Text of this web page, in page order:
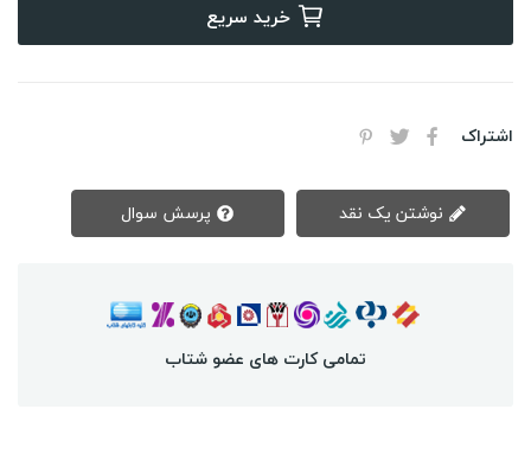
خرید سریع
اشتراک
تمامی کارت های عضو شتاب